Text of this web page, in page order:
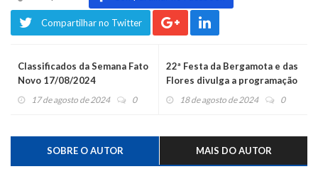
Compartilhar no Twitter
Classificados da Semana Fato
Novo 17/08/2024
17 de agosto de 2024 0
22ª Festa da Bergamota e das
Flores divulga a programação
musical e cultural
18 de agosto de 2024 0
SOBRE O AUTOR MAIS DO AUTOR